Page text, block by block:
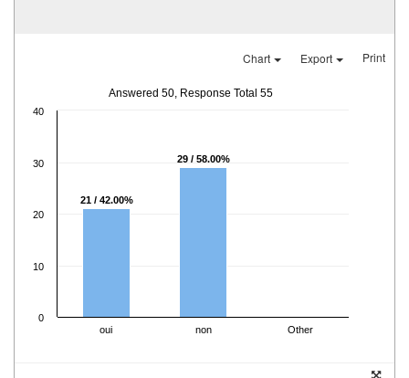
Chart Export Print
Answered 50, Response Total 55
21 / 42.00%
29 / 58.00%
0
10
20
30
40
oui non Other